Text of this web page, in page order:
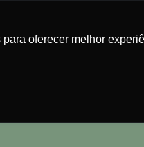
oferecer melhor